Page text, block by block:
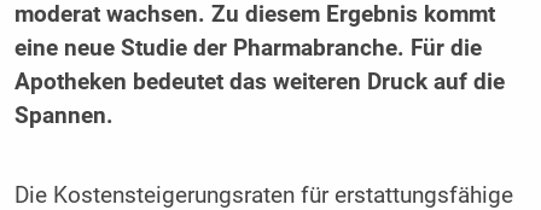
moderat wachsen. Zu diesem Ergebnis kommt
eine neue Studie der Pharmabranche. Für die
Apotheken bedeutet das weiteren Druck auf die
Spannen.
Die Kostensteigerungsraten für erstattungsfähige